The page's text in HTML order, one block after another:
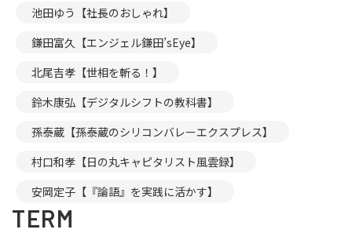
池田ゆう【社長のおしゃれ】
鎌田富久【エンジェル鎌田’sEye】
北尾吉孝【世相を斬る！】
鈴木康弘【デジタルシフトの教科書】
孫泰蔵【孫泰蔵のシリコンバレーエクスプレス】
村口和孝【日の丸キャピタリスト風雲録】
安岡定子【『論語』を実践に活かす】
TERM